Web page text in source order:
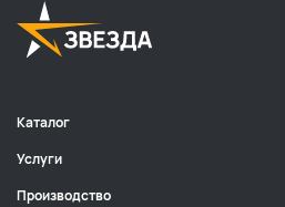
Каталог
Услуги
Производство